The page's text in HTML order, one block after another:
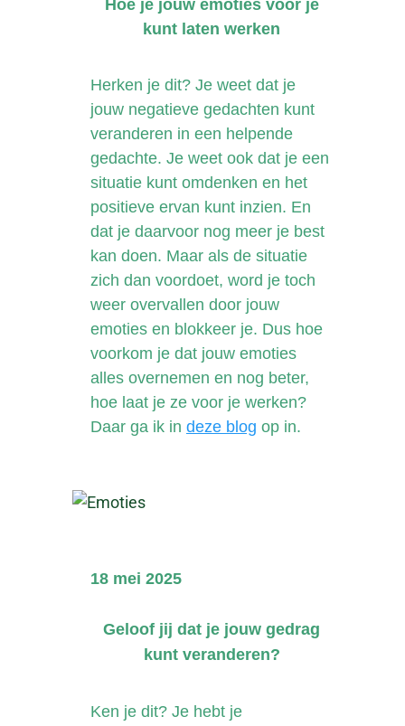
Hoe je jouw emoties voor je
kunt laten werken
Herken je dit? Je weet dat je
jouw negatieve gedachten kunt
veranderen in een helpende
gedachte. Je weet ook dat je een
situatie kunt omdenken en het
positieve ervan kunt inzien. En
dat je daarvoor nog meer je best
kan doen. Maar als de situatie
zich dan voordoet, word je toch
weer overvallen door jouw
emoties en blokkeer je. Dus hoe
voorkom je dat jouw emoties
alles overnemen en nog beter,
hoe laat je ze voor je werken?
Daar ga ik in deze blog op in.
18 mei 2025
Geloof jij dat je jouw gedrag
kunt veranderen?
Ken je dit? Je hebt je